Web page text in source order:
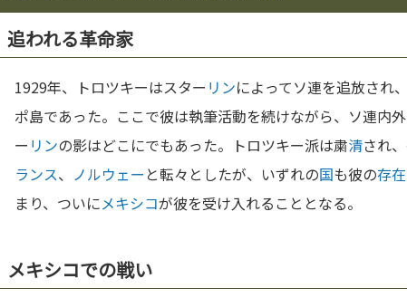
追われる革命家
1929年、トロツキーはスター リンによってソ連を追放され
ポ島であった。ここで彼は執筆活動を続けながら、ソ連内
ー リンの影はどこにでもあった。トロツキー派は粛清され
ランス、 ノルウェー と転々としたが、いずれの国も彼の存在
まり、ついにメキシコが彼を受け入れることとなる。
メキシコでの戦い